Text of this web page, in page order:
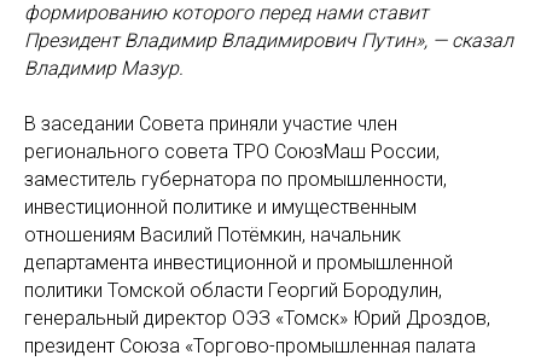
формированию которого перед нами ставит
Президент Владимир Владимирович Путин», — сказал
Владимир Мазур.
В заседании Совета приняли участие член
регионального совета ТРО СоюзМаш России,
заместитель губернатора по промышленности,
инвестиционной политике и имущественным
отношениям Василий Потёмкин, начальник
департамента инвестиционной и промышленной
политики Томской области Георгий Бородулин,
генеральный директор ОЭЗ «Томск» Юрий Дроздов,
президент Союза «Торгово-промышленная палата